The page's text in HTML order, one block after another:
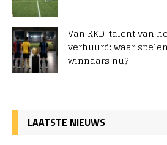
Van KKD-talent van
verhuurd: waar
winnaars nu?
LAATSTE NIEUWS